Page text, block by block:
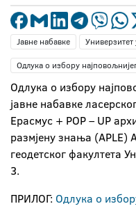
Јавне набавке
Одлука о избору
Одлука о избору
јавне набавке
Ерасмус + POP – UP
размјену знања (АPLЕ)
геодетског факултета
3.
ПРИЛОГ: Одлука о